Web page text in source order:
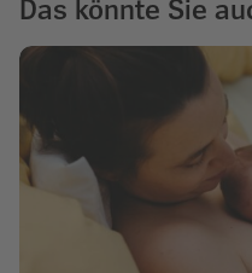
Das könnte Sie